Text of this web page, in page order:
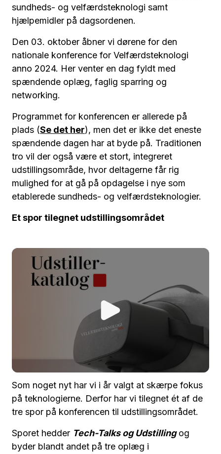
sundheds- og velfærdsteknologi samt
hjælpemidler på dagsordenen.
Den 03. oktober åbner vi dørene for den
nationale konference for Velfærdsteknologi
anno 2024. Her venter en dag fyldt med
spændende oplæg, faglig sparring og
networking.
Programmet for konferencen er allerede på
plads (Se det her), men det er ikke det eneste
spændende dagen har at byde på. Traditionen
tro vil der også være et stort, integreret
udstillingsområde, hvor deltagerne får rig
mulighed for at gå på opdagelse i nye som
etablerede sundheds- og velfærdsteknologier.
Et spor tilegnet udstillingsområdet
Som noget nyt har vi i år valgt at skærpe fokus
på teknologierne. Derfor har vi tilegnet ét af de
tre spor på konferencen til udstillingsområdet.
Sporet hedder Tech-Talks og Udstillingog
byder blandt andet på tre oplæg i